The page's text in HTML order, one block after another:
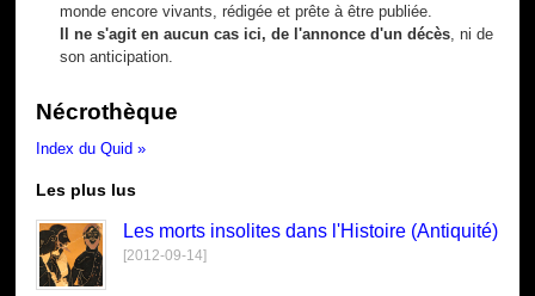
monde encore vivants, rédigée et prête à être publiée.
Il ne s'agit en aucun cas ici, de l'annonce d'un décès , ni de
son anticipation.
Nécrothèque
Index du Quid »
Les plus lus
Les morts insolites dans l'Histoire (Antiquité)
[2012-09-14]